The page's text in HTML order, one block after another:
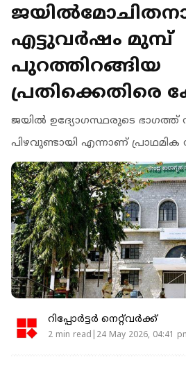
എട്ടുവർഷം മുമ്പ്
പുറത്തിറങ്ങിയ
പ്രതിക്കെതിരെ
ജയിൽ ഉദ്യോഗസ്ഥരുടെ
പിഴവുണ്ടായി എന്നാണ് പ്രാഥമിക
റിപ്പോർട്ടർ നെറ്റ്‌വര്‍ക്ക്‌
2 min read|24 May 2026, 04:41